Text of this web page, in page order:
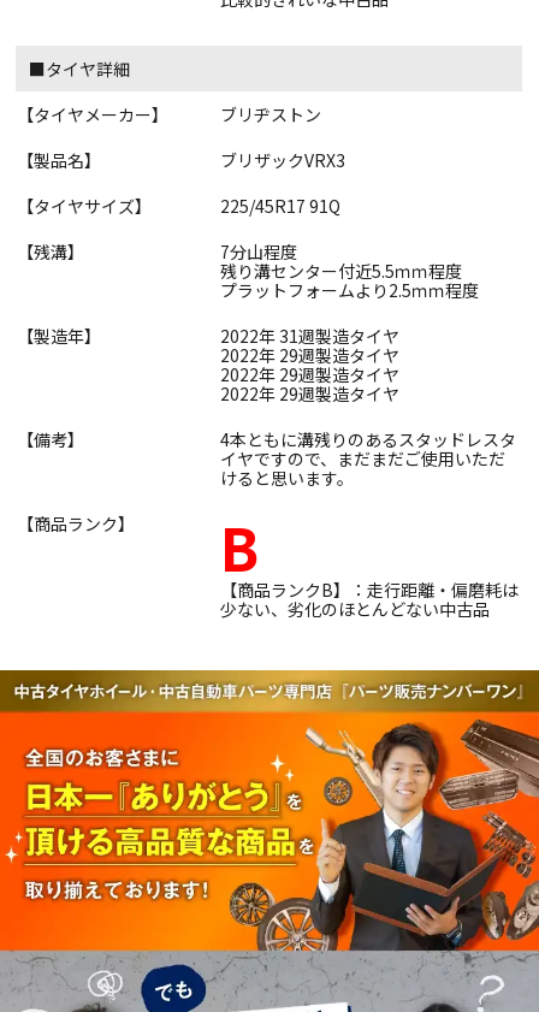
■タイヤ詳細
【タイヤメーカー】
ブリヂストン
【製品名】
ブリザックVRX3
【タイヤサイズ】
225/45R17 91Q
【残溝】
7分山程度
残り溝センター付近5.5ｍｍ程度
プラットフォームより2.5ｍｍ程度
【製造年】
2022年 31週製造タイヤ
2022年 29週製造タイヤ
2022年 29週製造タイヤ
2022年 29週製造タイヤ
【備考】
4本ともに溝残りのあるスタッドレスタ
イヤですので、まだまだご使用いただ
けると思います。
【商品ランク】
B
【商品ランクB】：走行距離・偏磨耗は
少ない、劣化のほとんどない中古品